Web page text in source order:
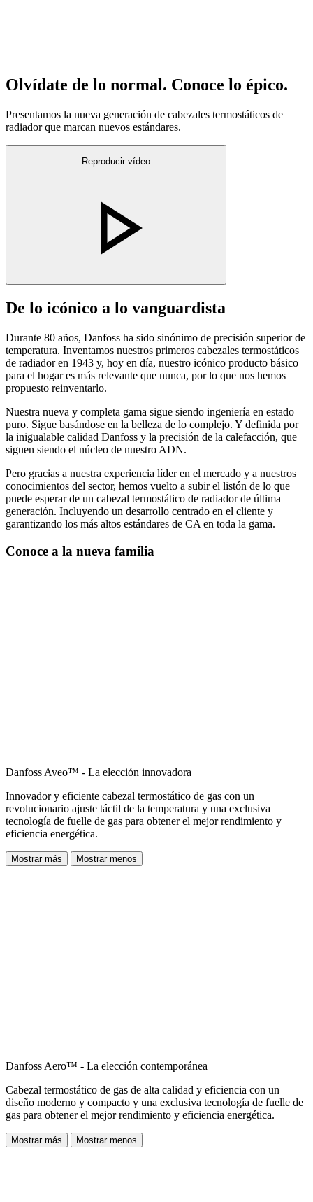
Olvídate de lo normal. Conoce lo épico.
Presentamos la nueva generación de cabezales termostáticos de
radiador que marcan nuevos estándares.
Reproducir vídeo
De lo icónico a lo vanguardista
Durante 80 años, Danfoss ha sido sinónimo de precisión superior de
temperatura. Inventamos nuestros primeros cabezales termostáticos
de radiador en 1943 y, hoy en día, nuestro icónico producto básico
para el hogar es más relevante que nunca, por lo que nos hemos
propuesto reinventarlo.
Nuestra nueva y completa gama sigue siendo ingeniería en estado
puro. Sigue basándose en la belleza de lo complejo. Y definida por
la inigualable calidad Danfoss y la precisión de la calefacción, que
siguen siendo el núcleo de nuestro ADN.
Pero gracias a nuestra experiencia líder en el mercado y a nuestros
conocimientos del sector, hemos vuelto a subir el listón de lo que
puede esperar de un cabezal termostático de radiador de última
generación. Incluyendo un desarrollo centrado en el cliente y
garantizando los más altos estándares de CA en toda la gama.
Conoce a la nueva familia
Danfoss Aveo™ - La elección innovadora
Innovador y eficiente cabezal termostático de gas con un
revolucionario ajuste táctil de la temperatura y una exclusiva
tecnología de fuelle de gas para obtener el mejor rendimiento y
eficiencia energética.
Mostrar más Mostrar menos
Danfoss Aero™ - La elección contemporánea
Cabezal termostático de gas de alta calidad y eficiencia con un
diseño moderno y compacto y una exclusiva tecnología de fuelle de
gas para obtener el mejor rendimiento y eficiencia energética.
Mostrar más Mostrar menos